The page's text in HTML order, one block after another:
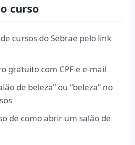
curso
cursos do Sebrae pelo link
gratuito com CPF e e-mail
de beleza” ou “beleza” no
de como abrir um salão de